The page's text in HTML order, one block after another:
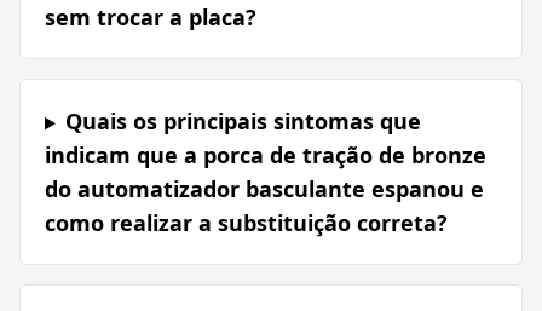
sem trocar a placa?
Quais os principais sintomas que
indicam que a porca de tração de bronze
do automatizador basculante espanou e
como realizar a substituição correta?